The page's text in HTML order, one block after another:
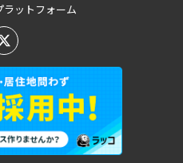
ットフォーム